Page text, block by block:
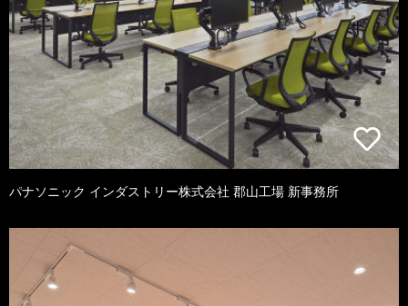
パナソニック インダストリー株式会社 郡山工場 新事務所